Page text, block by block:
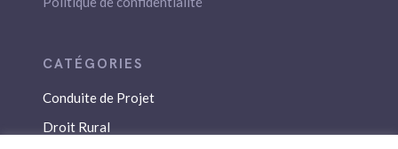
Conduite de Projet
Droit Rural